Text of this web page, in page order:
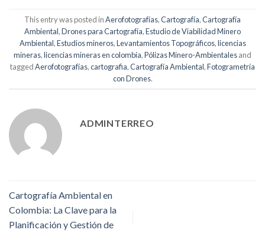
This entry was posted inAerofotografías,Cartografía,Cartografía
Ambiental,Drones para Cartografía,Estudio de Viabilidad Minero
Ambiental,Estudios mineros,Levantamientos Topográficos,licencias
mineras,licencias mineras en colombia,Pólizas Minero-Ambientalesand
taggedAerofotografías,cartografia,Cartografía Ambiental,Fotogrametría
con Drones.
ADMINTERREO
Cartografía Ambiental en
Colombia: La Clave para la
Planificación y Gestión de